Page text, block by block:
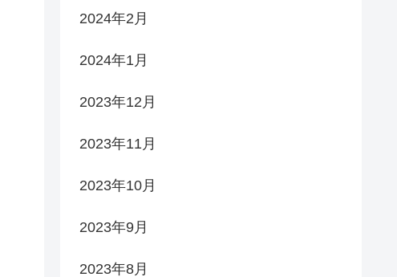
2024年2月
2024年1月
2023年12月
2023年11月
2023年10月
2023年9月
2023年8月